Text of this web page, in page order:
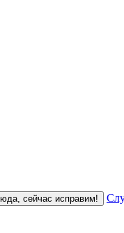
сейчас исправим!